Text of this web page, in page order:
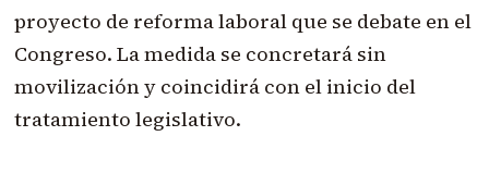
proyecto de reforma laboral que se debate en el
Congreso. La medida se concretará sin
movilización y coincidirá con el inicio del
tratamiento legislativo.